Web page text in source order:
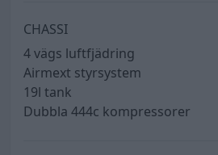
CHASSI
4 vägs luftfjädring
Airmext styrsystem
19l tank
Dubbla 444c kompressorer